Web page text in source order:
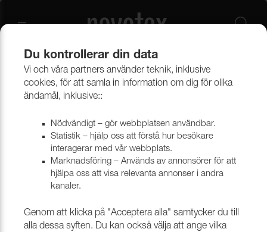
Filtrera
Till toppen av sidan
Du kontrollerar din data
Vi och våra partners använder teknik, inklusive
cookies, för att samla in information om dig för olika
ändamål, inklusive::
Nödvändigt – gör webbplatsen användbar.
Statistik – hjälp oss att förstå hur besökare
interagerar med vår webbplats.
Marknadsföring – Används av annonsörer för att
hjälpa oss att visa relevanta annonser i andra
kanaler.
Genom att klicka på "Acceptera alla" samtycker du till
alla dessa syften. Du kan också välja att ange vilka